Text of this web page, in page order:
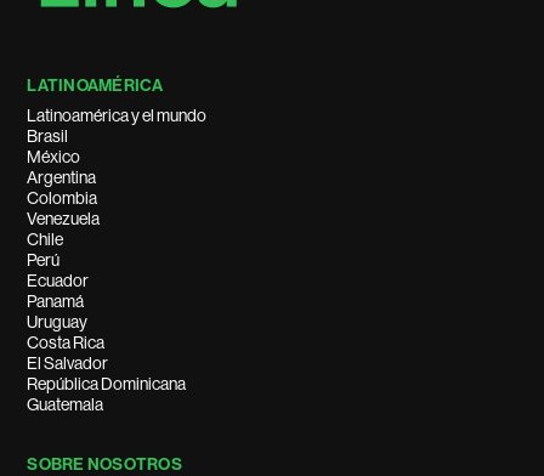
LATINOAMÉRICA
Latinoamérica y el mundo
Brasil
México
Argentina
Colombia
Venezuela
Chile
Perú
Ecuador
Panamá
Uruguay
Costa Rica
El Salvador
República Dominicana
Guatemala
SOBRE NOSOTROS